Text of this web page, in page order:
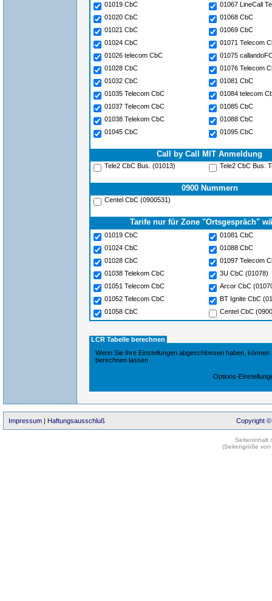
01019 CbC
01067 LineCall
01020 CbC
01068 CbC
01021 CbC
01069 CbC
01024 CbC
01071 Telecom
01026 telecom CbC
01075
01028 CbC
01076 Telecom
01032 CbC
01081 CbC
01035 Telecom CbC
01084 telecom
01037 Telecom CbC
01085 CbC
01038 Telekom CbC
01088 CbC
01045 CbC
01095 CbC
Call by Call MIT Anmeldung
Tele2 CbC Bus. (01013) Tele2 CbC Bus.
0900 Nummern
Centel CbC (0900531)
Tarife nur für Zone "Ortsgespräch"
01019 CbC
01081 CbC
01024 CbC
01088 CbC
01028 CbC
01097 Telecom
01038 Telekom CbC
3U CbC (01078)
01051 Telecom CbC
Arcor CbC
01052 Telecom CbC
BT Ignite CbC
01058 CbC
Centel CbC
LCR Tabelle berechnen
Wenn Sie Ihre Einstellungen abgeschlossen haben, können
berechnen lassen
Options-
Impressum | Haftungsausschluß Copyright ©
Seiteninhalt
(Seitengröße